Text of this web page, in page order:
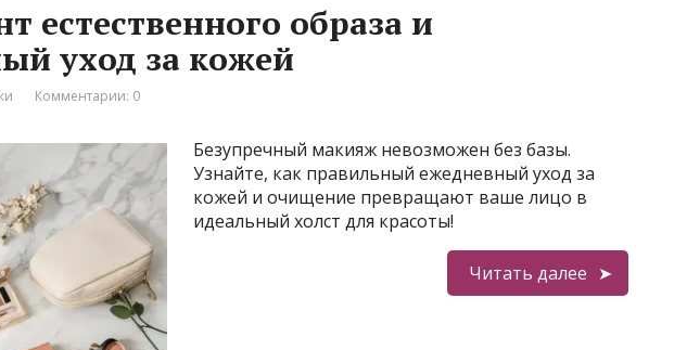
естественного образа и
уход за кожей
Комментарии: 0
Безупречный макияж невозможен без базы.
Узнайте, как правильный ежедневный уход за
кожей и очищение превращают ваше лицо в
идеальный холст для красоты!
Читать далее